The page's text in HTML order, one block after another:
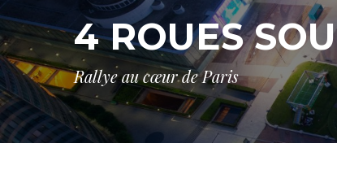
4 ROUES
Rallye au cœur de Paris